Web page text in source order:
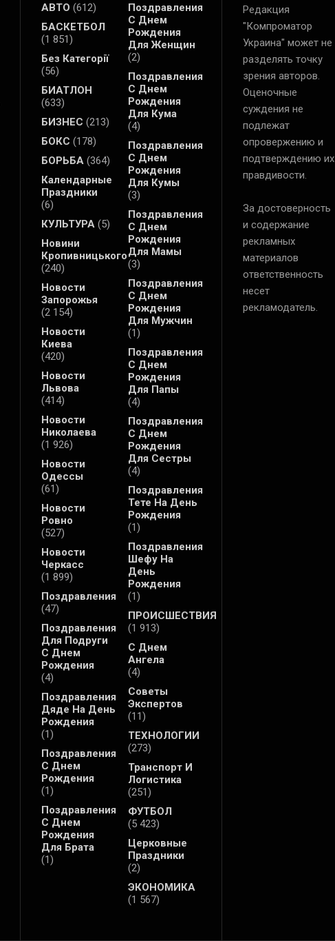
АВТО (612)
БАСКЕТБОЛ
(1 851)
Без Категорії
(56)
БИАТЛОН
(633)
БИЗНЕС (213)
БОКС (178)
БОРЬБА (364)
Календарные
Праздники
(6)
КУЛЬТУРА (5)
Новини
Кропивницького
(240)
Новости
Запорожья
(2 154)
Новости
Киева
(420)
Новости
Львова
(414)
Новости
Николаева
(1 926)
Новости
Одессы
(61)
Новости
Ровно
(527)
Новости
Черкасс
(1 899)
Поздравления
(47)
Поздравления
Для Подруги
С Днем
Рождения
(4)
Поздравления
Дяде На День
Рождения
(1)
Поздравления
С Днем
Рождения
(1)
Поздравления
С Днем
Рождения
Для Брата
(1)
Поздравления
С Днем
Рождения
Для Женщин
(2)
Поздравления
С Днем
Рождения
Для Кума
(4)
Поздравления
С Днем
Рождения
Для Кумы
(3)
Поздравления
С Днем
Рождения
Для Мамы
(3)
Поздравления
С Днем
Рождения
Для Мужчин
(1)
Поздравления
С Днем
Рождения
Для Папы
(4)
Поздравления
С Днем
Рождения
Для Сестры
(4)
Поздравления
Тете На День
Рождения
(1)
Поздравления
Шефу На
День
Рождения
(1)
ПРОИСШЕСТВИЯ
(1 913)
С Днем
Ангела
(4)
Советы
Экспертов
(11)
ТЕХНОЛОГИИ
(273)
Транспорт И
Логистика
(251)
ФУТБОЛ
(5 423)
Церковные
Праздники
(2)
ЭКОНОМИКА
(1 567)
Редакция
"Компроматор
Украина" может не
разделять точку
зрения авторов.
Оценочные
суждения не
подлежат
опровержению и
подтверждению их
правдивости.
За достоверность
и содержание
рекламных
материалов
ответственность
несет
рекламодатель.